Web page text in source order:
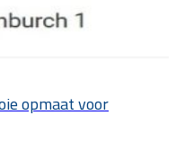
opmaat voor